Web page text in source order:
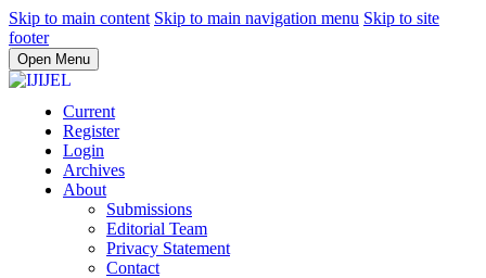
Skip to main content Skip to main navigation menu Skip to site
footer
Open Menu
Current
Register
Login
Archives
About
Submissions
Editorial Team
Privacy Statement
Contact